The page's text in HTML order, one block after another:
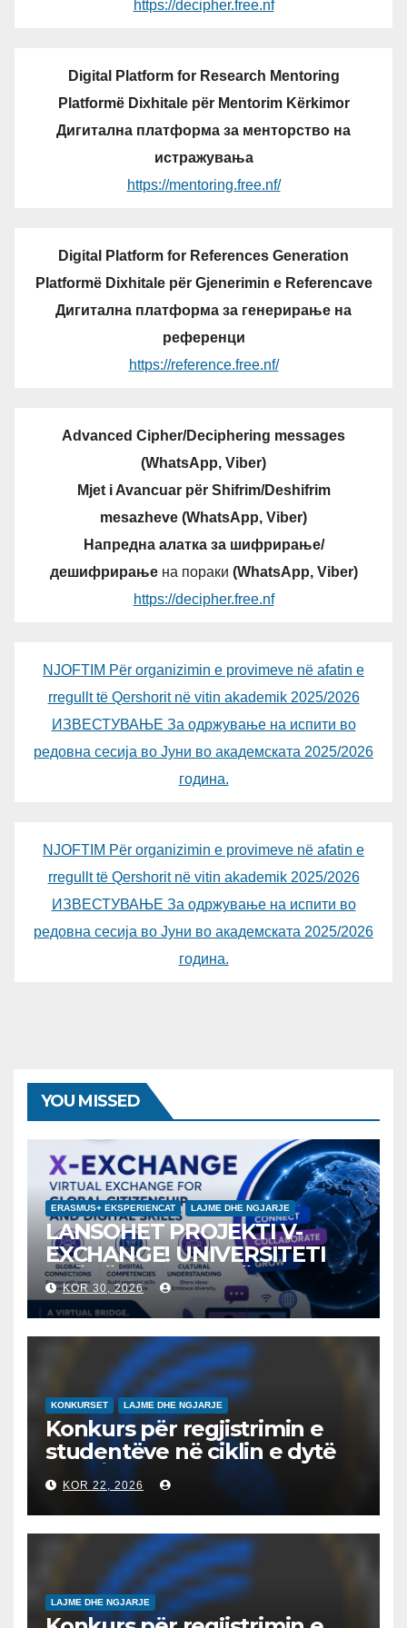
https://decipher.free.nf
Digital Platform for Research Mentoring
Platformë Dixhitale për Mentorim Kërkimor
Дигитална платформа за менторство на
истражувања
https://mentoring.free.nf/
Digital Platform for References Generation
Platformë Dixhitale për Gjenerimin e Referencave
Дигитална платформа за генерирање на
референци
https://reference.free.nf/
Advanced Cipher/Deciphering messages
(WhatsApp, Viber)
Mjet i Avancuar për Shifrim/Deshifrim
mesazheve (WhatsApp, Viber)
Напредна алатка за шифрирање/
дешифрирањена пораки (WhatsApp, Viber)
https://decipher.free.nf
NJOFTIM Për organizimin e provimeve në afatin e
rregullt të Qershorit në vitin akademik 2025/2026
ИЗВЕСТУВАЊЕ За одржување на испити во
редовна сесија во Јуни во академската 2025/2026
година.
NJOFTIM Për organizimin e provimeve në afatin e
rregullt të Qershorit në vitin akademik 2025/2026
ИЗВЕСТУВАЊЕ За одржување на испити во
редовна сесија во Јуни во академската 2025/2026
година.
YOU MISSED
ERASMUS+ EKSPERIENCAT LAJME DHE NGJARJE
LANSOHET PROJEKTI V-
EXCHANGE! UNIVERSITETI
“NËNË TEREZA” NË SHKUP
UDHËHEQ NISMËN
NDËRKOMBËTARE PËR
EDUKIMIN DIGJITAL DHE
QYTETARINË GLOBALE
KOR 30, 2026
KONKURSET LAJME DHE NGJARJE
Konkurs për regjistrimin e
studentëve në ciklin e dytë
2026/2027 – Конкурс за
запишување на студенти
на втор циклус студии за
2026/2027
KOR 22, 2026
LAJME DHE NGJARJE